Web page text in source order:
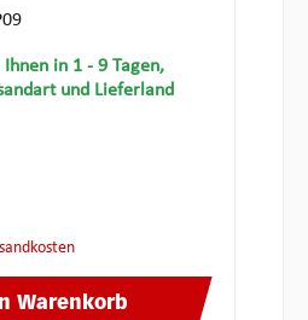
Ihnen in 1 - 9 Tagen,
und Lieferland
Warenkorb